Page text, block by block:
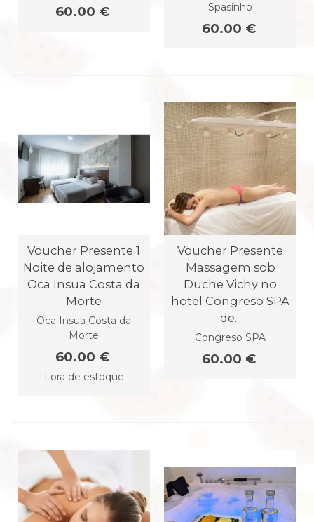
60.00 € Spasinho
60.00 €
Voucher Presente 1
Noite de alojamento
Oca Insua Costa da
Morte
Oca Insua Costa da
Morte
60.00 €
Fora de estoque
Voucher Presente
Massagem sob
Duche Vichy no
hotel Congreso SPA
de...
Congreso SPA
60.00 €